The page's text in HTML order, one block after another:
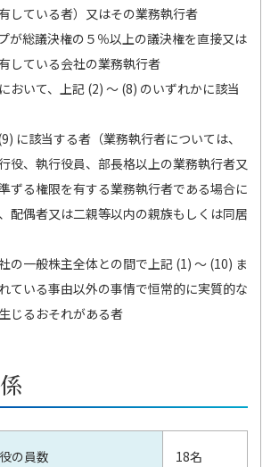
している者）又はその業務執行者
が総議決権の５％以上の議決権を直接又は
している会社の業務執行者
おいて、上記 (2) ～ (8) のいずれかに該当
に該当する者（業務執行者については、
役、執行役員、部長格以上の業務執行者又
ずる権限を有する業務執行者である場合に
配偶者又は二親等以内の親族もしくは同居
の一般株主全体との間で上記 (1) ～ (10) ま
ている事由以外の事情で恒常的に実質的な
じるおそれがある者
の員数 18名